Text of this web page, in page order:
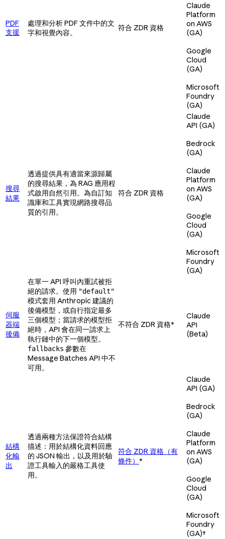
PDF
支援
處理和分析 PDF 文件中的文
字和視覺內容。
符合 ZDR 資格
Claude
Platform
on AWS
(GA)
Google
Cloud
(GA)
Microsoft
Foundry
(GA)
搜尋
結果
透過提供具有適當來源歸屬
的搜尋結果，為 RAG 應用程
式啟用自然引用。為自訂知
識庫和工具實現網路搜尋品
質的引用。
符合 ZDR 資格
Claude
API (GA)
Bedrock
(GA)
Claude
Platform
on AWS
(GA)
Google
Cloud
(GA)
Microsoft
Foundry
(GA)
伺服
器端
後備
在單一 API 呼叫內重試被拒
絕的請求。使用 "default"
模式套用 Anthropic 建議的
後備模型，或自行指定最多
三個模型；當請求的模型拒
絕時，API 會在同一請求上
執行鏈中的下一個模型。
fallbacks 參數在
Message Batches API 中不
可用。
不符合 ZDR 資格*
Claude
API
(Beta)
結構
化輸
出
透過兩種方法保證符合結構
描述：用於結構化資料回應
的 JSON 輸出，以及用於驗
證工具輸入的嚴格工具使
用。
符合 ZDR 資格（有
條件） *
Claude
API (GA)
Bedrock
(GA)
Claude
Platform
on AWS
(GA)
Google
Cloud
(GA)
Microsoft
Foundry
(GA)†